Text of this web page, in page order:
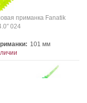
приманка Fanatik
024
101 мм